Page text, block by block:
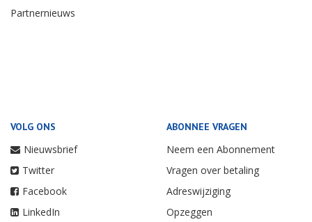
Partnernieuws
VOLG ONS
Nieuwsbrief
Twitter
Facebook
LinkedIn
ABONNEE VRAGEN
Neem een Abonnement
Vragen over betaling
Adreswijziging
Opzeggen